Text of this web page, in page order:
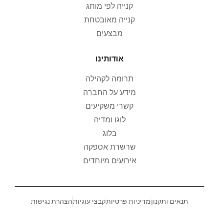
קנייה לפי מותג
קנייה מאובטחת
מבצעים
אודותינו
תרומה לקהילה
מידע על החברה
קשרי משקיעים
לוגו ומדיה
בלוג
שרשרת אספקה
אירועים מיוחדים
תנאים ותקנוןמדיניות פרטיותקבצי עוגיותהצהרת נגישות